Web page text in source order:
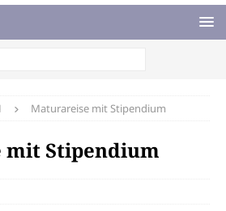
Maturareise mit Stipendium
Stipendium